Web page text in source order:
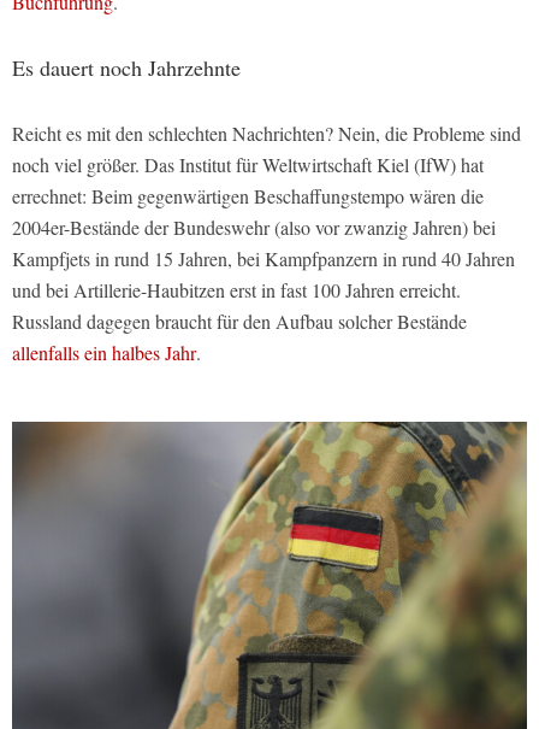
Es dauert noch Jahrzehnte
Reicht es mit den schlechten Nachrichten? Nein, die Probleme sind
noch viel größer. Das Institut für Weltwirtschaft Kiel (IfW) hat
errechnet: Beim gegenwärtigen Beschaffungstempo wären die
2004er-Bestände der Bundeswehr (also vor zwanzig Jahren) bei
Kampfjets in rund 15 Jahren, bei Kampfpanzern in rund 40 Jahren
und bei Artillerie-Haubitzen erst in fast 100 Jahren erreicht.
Russland dagegen braucht für den Aufbau solcher Bestände
allenfalls ein halbes Jahr.